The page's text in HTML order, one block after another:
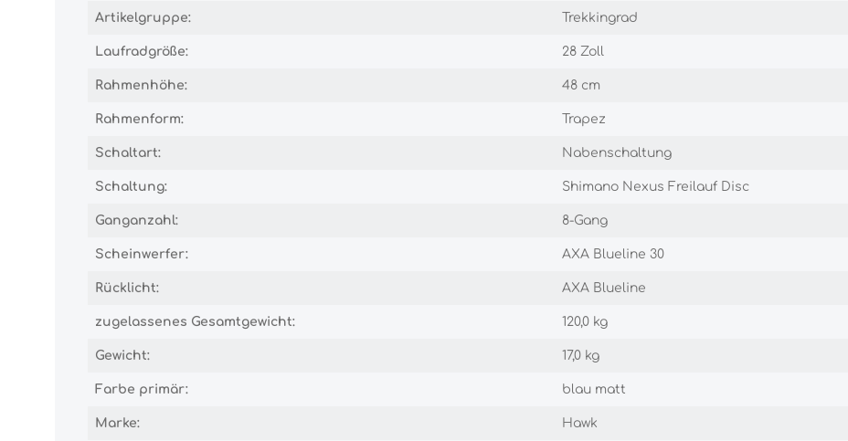
Artikelgruppe: Trekkingrad
Laufradgröße: 28 Zoll
Rahmenhöhe: 48 cm
Rahmenform: Trapez
Schaltart: Nabenschaltung
Schaltung: Shimano Nexus Freilauf Disc
Ganganzahl: 8-Gang
Scheinwerfer: AXA Blueline 30
Rücklicht: AXA Blueline
zugelassenes Gesamtgewicht: 120,0 kg
Gewicht: 17,0 kg
Farbe primär: blau matt
Marke: Hawk